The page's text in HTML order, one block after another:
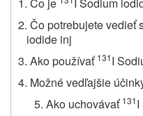
2. Čo potrebujete vedieť
iodide inj
3. Ako používať 131I
4. Možné vedľajšie
Ako uchovávať 131I